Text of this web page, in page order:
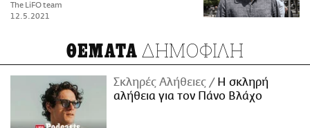
The LiFO team
12.5.2021
ΘΕΜΑΤΑ ΔΗΜΟΦΙΛΗ
Σκληρές Αλήθειες
H σκληρή
αλήθεια για τον Πάνο Βλάχο